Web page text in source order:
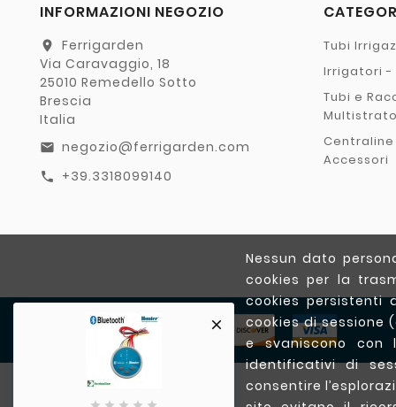
Nessun dato
cookies per la
cookies persistenti
cookies di sessione
e svaniscono con
identificativi di
consentire

INFORMAZIONI NEGOZIO
location_on
Ferrigarden
Via Caravaggio, 18
25010 Remedello Sotto
Brescia
Italia
email negozio@ferrigarden.com
call +39.3318099140
Tubi
Irrigatori
Tubi e
Centraline
Accessori